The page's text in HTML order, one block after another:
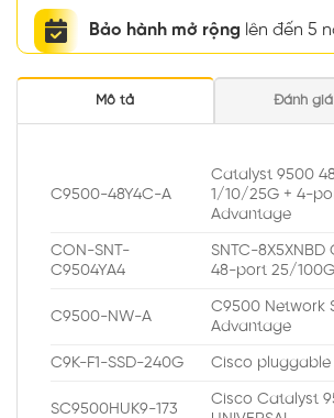
Bảo hành mở rộng lên đến 5
Mô tả Đánh giá
C9500-48Y4C-A
Catalyst 9500
1/10/25G + 4-
Advantage
CON-SNT-
C9504YA4
SNTC-
48-port 25/
C9500-NW-A
C9500 Network
Advantage
C9K-F1-SSD-240G Cisco pluggable
SC9500HUK9-173
Cisco Catalyst